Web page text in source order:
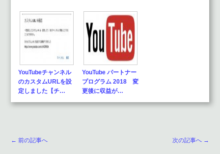
YouTubeチャンネル
のカスタムURLを設
定しました【チ…
YouTube パートナー
プログラム 2018 変
更後に収益が…
← 前の記事へ 次の記事へ →